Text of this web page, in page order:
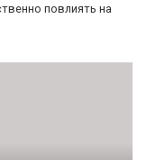
повлиять на